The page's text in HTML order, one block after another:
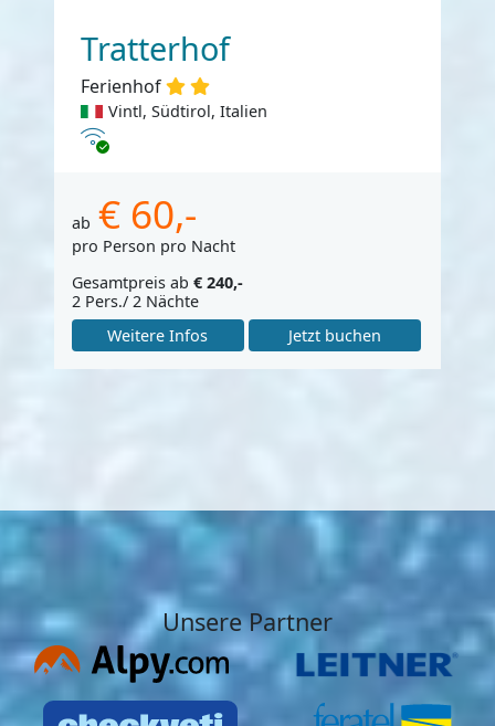
Tratterhof
Ferienhof
Vintl, Südtirol, Italien
Internet
ab € 60,-
pro Person pro Nacht
Gesamtpreis ab € 240,-
2 Pers./ 2 Nächte
Weitere Infos
Jetzt buchen
Unsere Partner